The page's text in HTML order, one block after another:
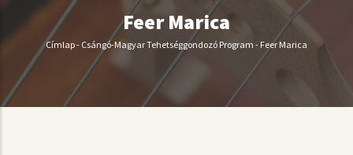
Feer Marica
Morzsa
Címlap- Csángó-Magyar Tehetséggondozó Program - Feer Marica